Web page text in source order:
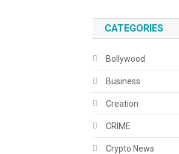
CATEGORIES
Bollywood
Business
Creation
CRIME
Crypto News